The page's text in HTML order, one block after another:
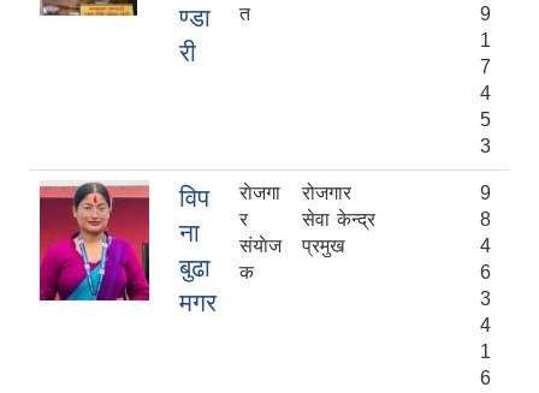
ण्डा
री
त
9
1
7
4
5
3
विप
ना
बुढा
मगर
राेजगा
र
संयाेज
क
रोजगार
सेवा केन्द्र
प्रमुख
9
8
4
6
3
4
1
6